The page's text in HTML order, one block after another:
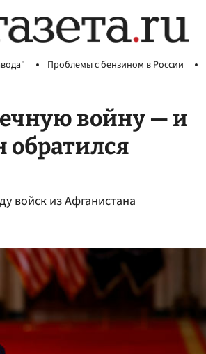
Проблемы с бензином в России
войну — и
обратился
войск из Афганистана